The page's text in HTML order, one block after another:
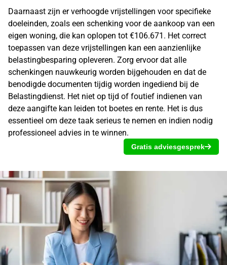
Daarnaast zijn er verhoogde vrijstellingen voor specifieke
doeleinden, zoals een schenking voor de aankoop van een
eigen woning, die kan oplopen tot €106.671. Het correct
toepassen van deze vrijstellingen kan een aanzienlijke
belastingbesparing opleveren. Zorg ervoor dat alle
schenkingen nauwkeurig worden bijgehouden en dat de
benodigde documenten tijdig worden ingediend bij de
Belastingdienst. Het niet op tijd of foutief indienen van
deze aangifte kan leiden tot boetes en rente. Het is dus
essentieel om deze taak serieus te nemen en indien nodig
professioneel advies in te winnen.
Gratis adviesgesprek